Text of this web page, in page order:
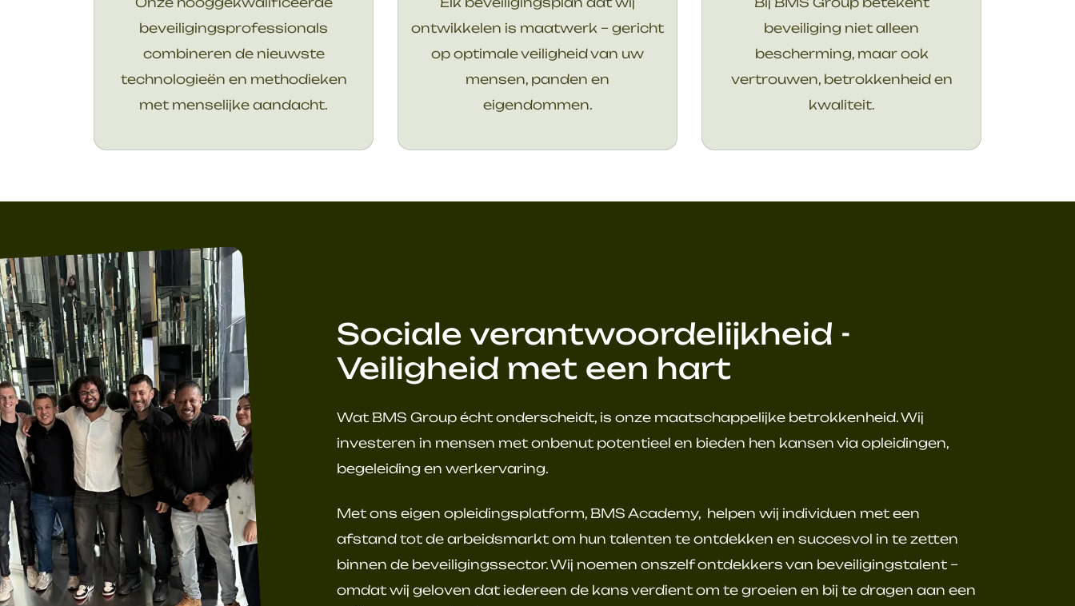
beveiligingsprofessionals
combineren de nieuwste
technologieën en methodieken
met menselijke aandacht.
ontwikkelen is maatwerk – gericht
op optimale veiligheid van uw
mensen, panden en
eigendommen.
beveiliging niet alleen
bescherming, maar ook
vertrouwen, betrokkenheid en
kwaliteit.
Sociale verantwoordelijkheid -
Veiligheid met een hart
Wat BMS Group écht onderscheidt, is onze maatschappelijke betrokkenheid. Wij
investeren in mensen met onbenut potentieel en bieden hen kansen via opleidingen,
begeleiding en werkervaring.
Met ons eigen opleidingsplatform, BMS Academy, helpen wij individuen met een
afstand tot de arbeidsmarkt om hun talenten te ontdekken en succesvol in te zetten
binnen de beveiligingssector. Wij noemen onszelf ontdekkers van beveiligingstalent –
omdat wij geloven dat iedereen de kans verdient om te groeien en bij te dragen aan een